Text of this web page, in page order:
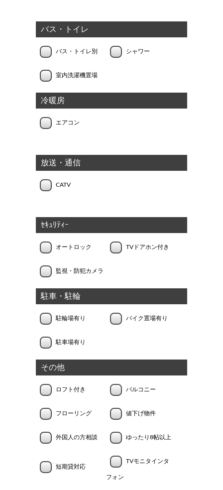
バス・トイレ
バス・トイレ別 シャワー
室内洗濯機置場
冷暖房
エアコン
放送・通信
CATV
ｾｷｭﾘﾃｨｰ
オートロック TVドアホン付き
監視・防犯カメラ
駐車・駐輪
駐輪場有り バイク置場有り
駐車場有り
その他
ロフト付き バルコニー
フローリング 値下げ物件
外国人の方相談 ゆったり8帖以上
短期貸対応
TVモニタインタ
フォン